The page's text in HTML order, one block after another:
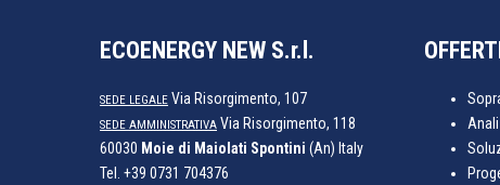
ECOENERGY NEW S.r.l.
SEDE LEGALE Via Risorgimento, 107
SEDE AMMINISTRATIVA Via Risorgimento, 118
60030 Moie di Maiolati Spontini (An) Italy
Tel. +39 0731 704376